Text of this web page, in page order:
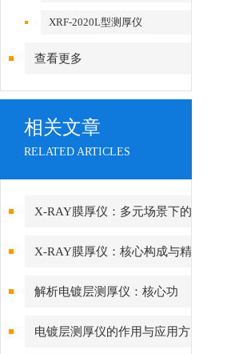
XRF-2020L型测厚仪
查看更多
相关文章
RELATED ARTICLES
X-RAY膜厚仪：多元场景下的
精准检测边界
X-RAY膜厚仪：核心构成与精
密协作的科技密码
解析电镀层测厚仪：核心功
能、行业应用与技术亮点
电镀层测厚仪的作用与应用方